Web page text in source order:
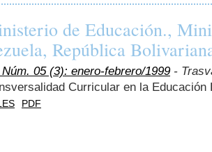
de Educación.,
República
05 (3): enero-febrero/1999 -
Curricular en la Educación
PDF